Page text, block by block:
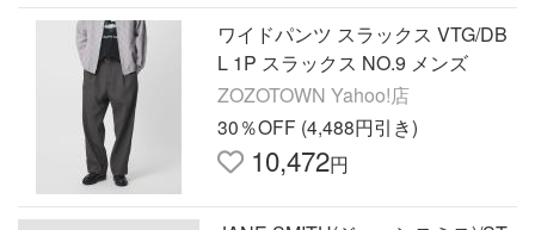
ワイドパンツ スラックス VTG/DB
L 1P スラックス NO.9 メンズ
ZOZOTOWN Yahoo!店
30％OFF (4,488円引き)
10,472円